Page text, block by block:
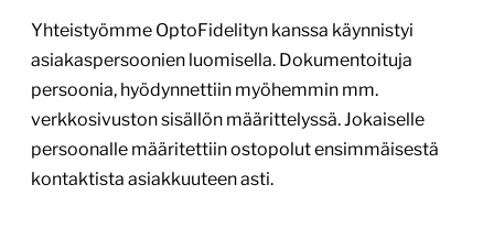
Yhteistyömme OptoFidelityn kanssa käynnistyi
asiakaspersoonien luomisella. Dokumentoituja
persoonia, hyödynnettiin myöhemmin mm.
verkkosivuston sisällön määrittelyssä. Jokaiselle
persoonalle määritettiin ostopolut ensimmäisestä
kontaktista asiakkuuteen asti.